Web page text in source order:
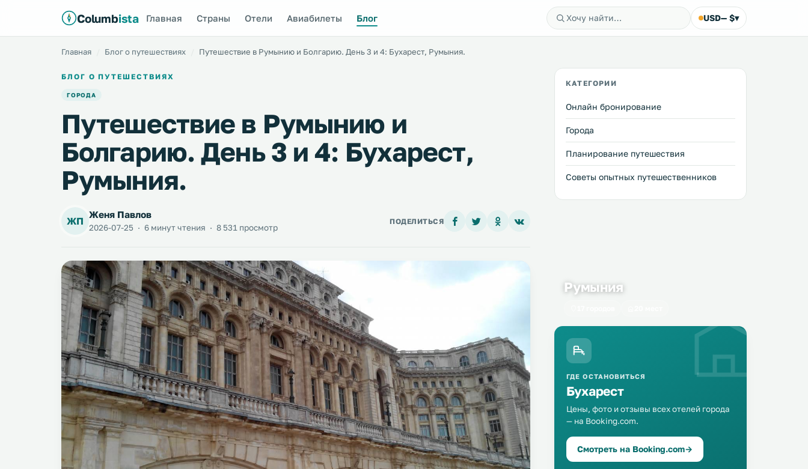
Columbista Главная Страны Отели Авиабилеты Блог USD— $▾
Главная Блог о путешествиях Путешествие в Румынию и Болгарию. День 3 и 4: Бухарест, Румыния.
БЛОГ О ПУТЕШЕСТВИЯХ
ГОРОДА
Путешествие в Румынию и
Болгарию. День 3 и 4: Бухарест,
Румыния.
ЖП
Женя Павлов
2026-07-25 · 6 минут чтения · 8 531 просмотр
ПОДЕЛИТЬСЯ
КАТЕГОРИИ
Онлайн бронирование
Города
Планирование путешествия
Советы опытных путешественников
Румыния
ГДЕ ОСТАНОВИТЬСЯ
Бухарест
Цены, фото и отзывы всех отелей города
— на Booking.com.
Смотреть на Booking.com→